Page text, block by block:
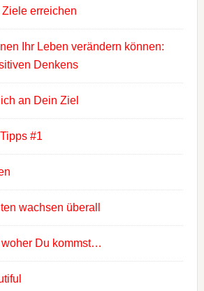
erreichen
Ihr Leben verändern können:
Denkens
an Dein Ziel
#1
wachsen überall
Du kommst…